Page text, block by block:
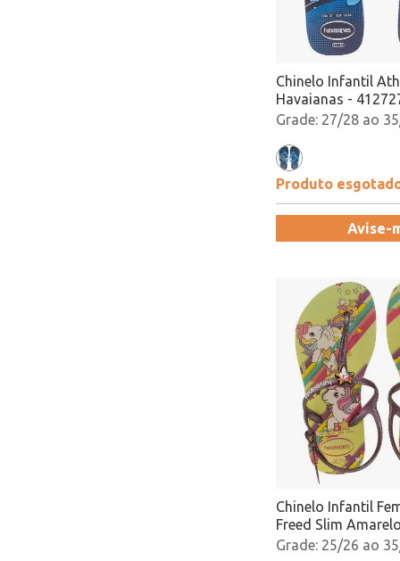
Chinelo Infantil
Havaianas -
27/28 ao
Produto
Avise-
Chinelo Infantil
Freed Slim
4144882 Atacado
25/26 ao